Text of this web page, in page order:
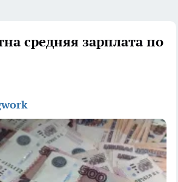
средняя зарплата по